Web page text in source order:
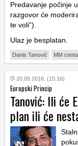
Predavanje počinje
razgovor će
te voli“).
Ulaz je besplatan.
Danis Tanović MM
20.05.2016. (15:16)
Europski Princip
Tanović: Ili će
plan ili će